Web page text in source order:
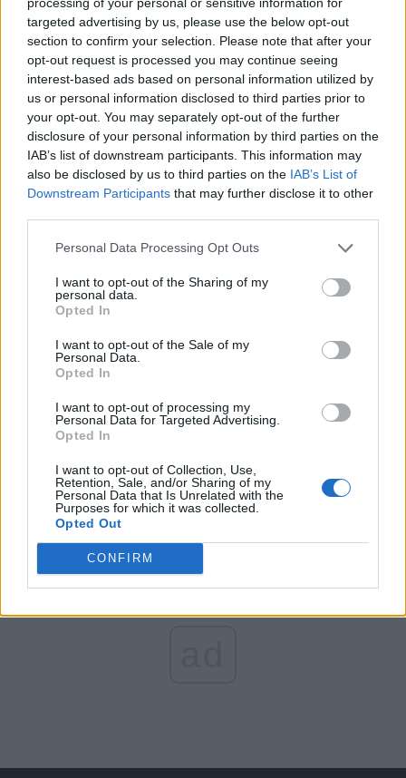
targeted advertising by us, please use the below opt-out
section to confirm your selection. Please note that after your
opt-out request is processed you may continue seeing
interest-based ads based on personal information utilized by
us or personal information disclosed to third parties prior to
your opt-out. You may separately opt-out of the further
disclosure of your personal information by third parties on the
IAB’s list of downstream participants. This information may
also be disclosed by us to third parties on the IAB’s List of
Downstream Participants that may further disclose it to other
Personal Data Processing Opt Outs
I want to opt-out of the Sharing of my
personal data.
Opted In
I want to opt-out of the Sale of my
Personal Data.
Opted In
I want to opt-out of processing my
Personal Data for Targeted Advertising.
Opted In
I want to opt-out of Collection, Use,
Retention, Sale, and/or Sharing of my
Personal Data that Is Unrelated with the
Purposes for which it was collected.
Opted Out
CONFIRM
SENS
SOS (Șoșoacă)
POT (Gavrilă)
PACE (Peia)
Acțiunea Conservatoare (Târziu)
PDF (Lazarus)
PUSL (D. Voiculescu)
FAR (Coarnă)
România pe Primul Loc (Ponta)
Altul
Arată rezultatele